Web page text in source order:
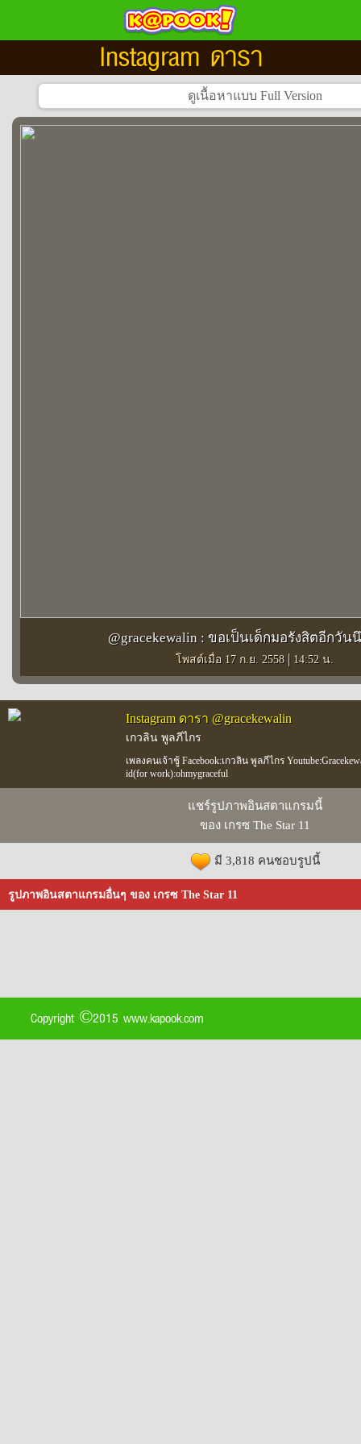
Instagram ดารา
@gracekewalin : ขอเป็นเด็กมอรังสิตอีกวัน
โพสต์เมื่อ 17 ก.ย. 2558 | 14:52 น.
Instagram ดารา @gracekewalin
เกวลิน พูลภีไกร
เพลงคนเจ้าชู้ Facebook:เกวลิน พูลภีไกร
id(for work):ohmygraceful
แชร์รูปภาพอินสตาแกรมนี้
ของ เกรซ The Star 11
มี 3,818 คนชอบรูปนี้
รูปภาพอินสตาแกรมอื่นๆ ของ เกรซ The Star 11
Copyright ©2015 www.kapook.com